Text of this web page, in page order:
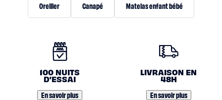
Oreiller Canapé Matelas enfant bébé
100 NUITS
D’ESSAI
En savoir plus
LIVRAISON EN
48H
En savoir plus